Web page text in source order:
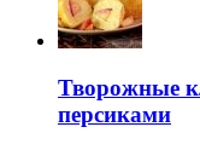
Творожные
персиками